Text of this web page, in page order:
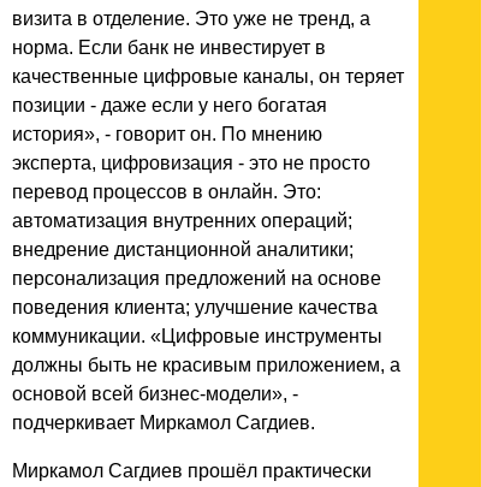
визита в отделение. Это уже не тренд, а
норма. Если банк не инвестирует в
качественные цифровые каналы, он теряет
позиции - даже если у него богатая
история», - говорит он. По мнению
эксперта, цифровизация - это не просто
перевод процессов в онлайн. Это:
автоматизация внутренних операций;
внедрение дистанционной аналитики;
персонализация предложений на основе
поведения клиента; улучшение качества
коммуникации. «Цифровые инструменты
должны быть не красивым приложением, а
основой всей бизнес-модели», -
подчеркивает Миркамол Сагдиев.
Миркамол Сагдиев прошёл практически